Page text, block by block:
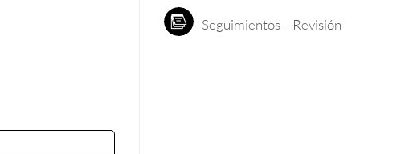
Seguimientos – Revisión